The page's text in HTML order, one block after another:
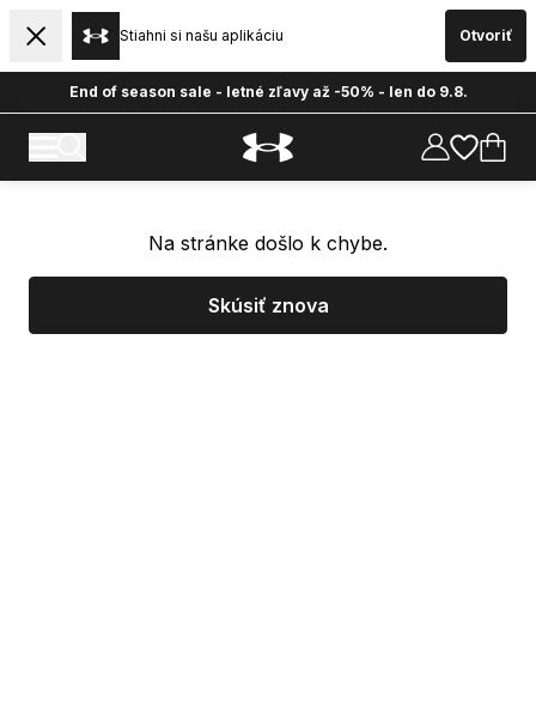
Stiahni si našu aplikáciu Otvoriť
End of season sale - letné zľavy až -50% - len do 9.8.
Na stránke došlo k chybe.
Skúsiť znova